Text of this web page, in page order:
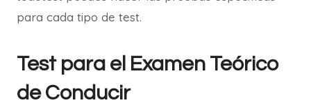
para cada tipo de test.
Test para el Examen Teórico
de Conducir